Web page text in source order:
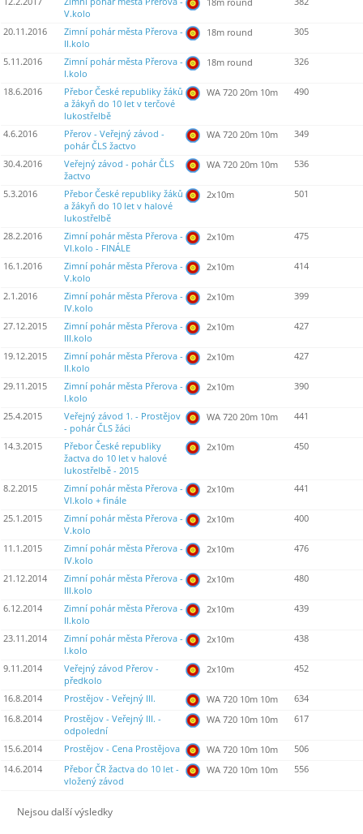
V.kolo
18m round
20.11.2016
Zimní pohár města Přerova -
II.kolo
18m round 305
5.11.2016
Zimní pohár města Přerova -
I.kolo
18m round 326
18.6.2016
Přebor České republiky žáků
a žákyň do 10 let v terčové
lukostřelbě
WA 720 20m 10m 490
4.6.2016
Přerov - Veřejný závod -
pohár ČLS žactvo
WA 720 20m 10m 349
30.4.2016
Veřejný závod - pohár ČLS
žactvo
WA 720 20m 10m 536
5.3.2016
Přebor České republiky žáků
a žákyň do 10 let v halové
lukostřelbě
2x10m 501
28.2.2016
Zimní pohár města Přerova -
VI.kolo - FINÁLE
2x10m 475
16.1.2016
Zimní pohár města Přerova -
V.kolo
2x10m 414
2.1.2016
Zimní pohár města Přerova -
IV.kolo
2x10m 399
27.12.2015
Zimní pohár města Přerova -
III.kolo
2x10m 427
19.12.2015
Zimní pohár města Přerova -
II.kolo
2x10m 427
29.11.2015
Zimní pohár města Přerova -
I.kolo
2x10m 390
25.4.2015
Veřejný závod 1. - Prostějov
- pohár ČLS žáci
WA 720 20m 10m 441
14.3.2015
Přebor České republiky
žactva do 10 let v halové
lukostřelbě - 2015
2x10m 450
8.2.2015
Zimní pohár města Přerova -
VI.kolo + finále
2x10m 441
25.1.2015
Zimní pohár města Přerova -
V.kolo
2x10m 400
11.1.2015
Zimní pohár města Přerova -
IV.kolo
2x10m 476
21.12.2014
Zimní pohár města Přerova -
III.kolo
2x10m 480
6.12.2014
Zimní pohár města Přerova -
II.kolo
2x10m 439
23.11.2014
Zimní pohár města Přerova -
I.kolo
2x10m 438
9.11.2014
Veřejný závod Přerov -
předkolo
2x10m 452
16.8.2014 Prostějov - Veřejný III. WA 720 10m 10m
634
16.8.2014
Prostějov - Veřejný III. -
odpolední
WA 720 10m 10m 617
15.6.2014 Prostějov - Cena Prostějova WA 720 10m 10m
506
14.6.2014
Přebor ČR žactva do 10 let -
vložený závod
WA 720 10m 10m 556
Nejsou další výsledky